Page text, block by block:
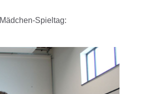
Spieltag: